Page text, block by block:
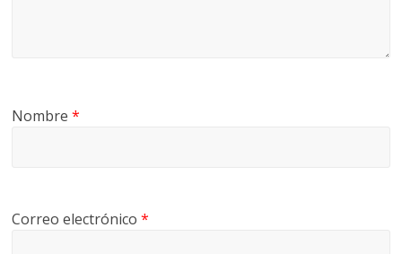
Nombre*
Correo electrónico*